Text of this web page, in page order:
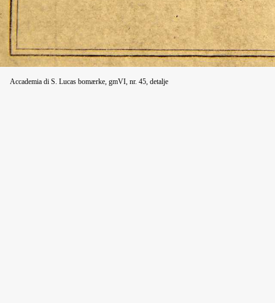
Accademia di S. Lucas bomærke, gmVI, nr. 45, detalje